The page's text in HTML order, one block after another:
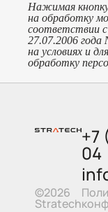
Нажимая
на обработку
соответствии
27.07.2006
на условиях и
обработку
©2026
Stratech
+7
04